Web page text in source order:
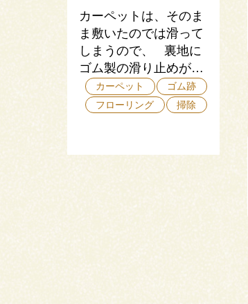
カーペットは、そのま
ま敷いたのでは滑って
しまうので、 裏地に
ゴム製の滑り止めが…
カーペット
ゴム跡
フローリング
掃除